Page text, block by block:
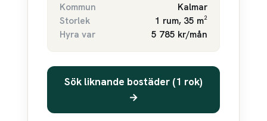
Kommun
Kalmar
Storlek
1 rum, 35 m²
Hyra var
5 785 kr/mån
Sök liknande bostäder (1 rok)
→